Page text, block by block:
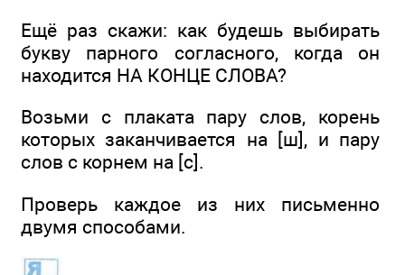
Ещё раз скажи: как будешь выбирать
букву парного согласного, когда он
находится НА КОНЦЕ СЛОВА?
Возьми с плаката пару слов, корень
которых заканчивается на [ш], и пару
слов с корнем на [с].
Проверь каждое из них письменно
двумя способами.